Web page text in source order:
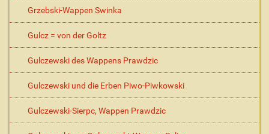
Grzebski-Wappen Swinka
Gulcz = von der Goltz
Gulczewski des Wappens Prawdzic
Gulczewski und die Erben Piwo-Piwkowski
Gulczewski-Sierpc, Wappen Prawdzic